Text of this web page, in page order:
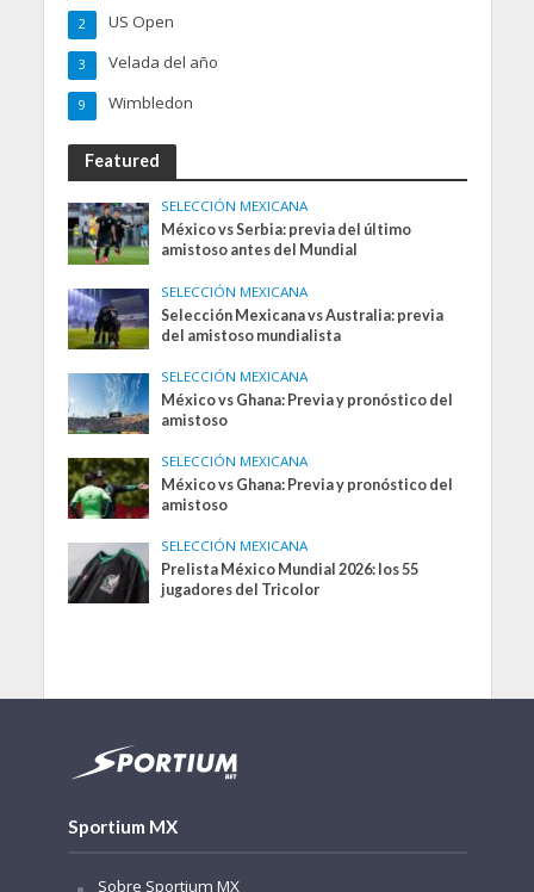
US Open
2
Velada del año
3
Wimbledon
9
Featured
SELECCIÓN MEXICANA
México vs Serbia: previa del último
amistoso antes del Mundial
SELECCIÓN MEXICANA
Selección Mexicana vs Australia: previa
del amistoso mundialista
SELECCIÓN MEXICANA
México vs Ghana: Previa y pronóstico del
amistoso
SELECCIÓN MEXICANA
México vs Ghana: Previa y pronóstico del
amistoso
SELECCIÓN MEXICANA
Prelista México Mundial 2026: los 55
jugadores del Tricolor
Sportium MX
Sobre Sportium MX